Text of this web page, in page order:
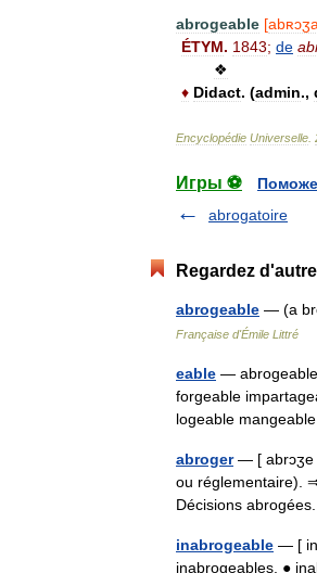
abrogeable [
ÉTYM. 1843; de
❖
♦ Didact. (admin.,
Encyclopédie Universelle
Игры ⚽
abrogatoire
Regardez
abrogeable — (a
Française d'Émile Littré
eable — abrogeable
forgeable
logeable
abroger— [ abrɔʒe ]
ou réglementaire).
Décisions
inabrogeable — [
inabrogeables. ●